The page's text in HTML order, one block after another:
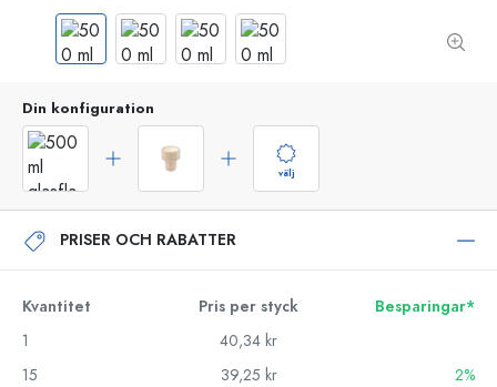
Din konfiguration
välj
PRISER OCH RABATTER
Kvantitet Pris per styck
Besparingar*
1
40,34 kr
15
39,25 kr
2%